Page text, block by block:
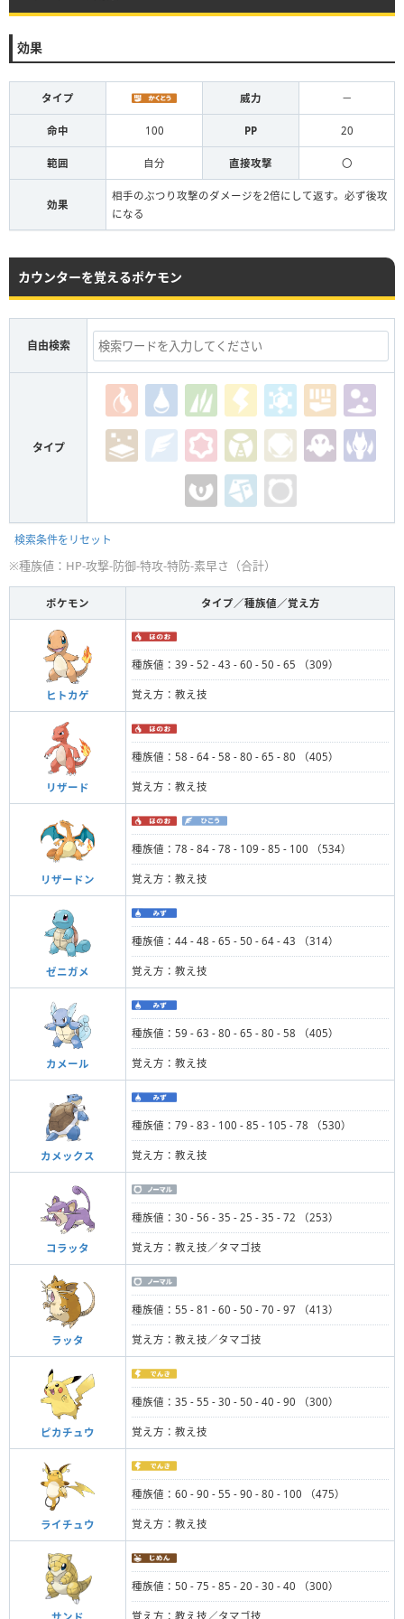
効果
タイプ 威力 －
命中 100 PP 20
範囲 自分 直接攻撃 〇
効果
相手のぶつり攻撃のダメージを2倍にして返す。必ず後攻
になる
カウンターを覚えるポケモン
自由検索
タイプ
検索条件をリセット
※種族値：HP-攻撃-防御-特攻-特防-素早さ（合計）
ポケモン タイプ／種族値／覚え方
ヒトカゲ
種族値：39 - 52 - 43 - 60 - 50 - 65 （309）
覚え方：教え技
リザード
種族値：58 - 64 - 58 - 80 - 65 - 80 （405）
覚え方：教え技
リザードン
種族値：78 - 84 - 78 - 109 - 85 - 100 （534）
覚え方：教え技
ゼニガメ
種族値：44 - 48 - 65 - 50 - 64 - 43 （314）
覚え方：教え技
カメール
種族値：59 - 63 - 80 - 65 - 80 - 58 （405）
覚え方：教え技
カメックス
種族値：79 - 83 - 100 - 85 - 105 - 78 （530）
覚え方：教え技
コラッタ
種族値：30 - 56 - 35 - 25 - 35 - 72 （253）
覚え方：教え技／タマゴ技
ラッタ
種族値：55 - 81 - 60 - 50 - 70 - 97 （413）
覚え方：教え技／タマゴ技
ピカチュウ
種族値：35 - 55 - 30 - 50 - 40 - 90 （300）
覚え方：教え技
ライチュウ
種族値：60 - 90 - 55 - 90 - 80 - 100 （475）
覚え方：教え技
種族値：50 - 75 - 85 - 20 - 30 - 40 （300）
覚え方：教え技／タマゴ技